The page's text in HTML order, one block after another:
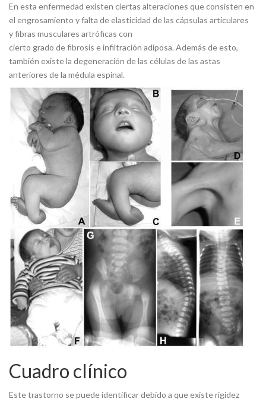
En esta enfermedad existen ciertas alteraciones que consisten en
el engrosamiento y falta de elasticidad de las cápsulas articulares
y fibras musculares artróficas con
cierto grado de fibrosis e infiltración adiposa. Además de esto,
también existe la degeneración de las células de las astas
anteriores de la médula espinal.
Cuadro clínico
Este trastorno se puede identificar debido a que existe rigidez